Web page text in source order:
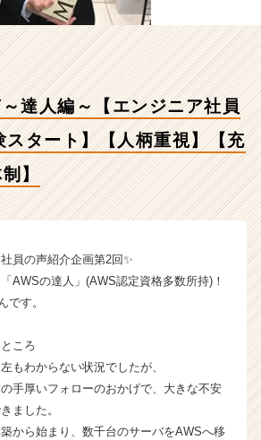
【人
柄
実
の
フ
ロ
体
【株
式
社
ブ・
ア
ン
ド・
テ
達人編～【エンジニア社員
タート】【人柄重視】【充
】
員の声紹介企画第2回✨
AWSの達人」(AWS認定資格多数所持)！
です。
ころ
もわからない状況でしたが、
手厚いフォローのおかげで、大きな不安
ました。
から始まり、数千台のサーバをAWSへ移